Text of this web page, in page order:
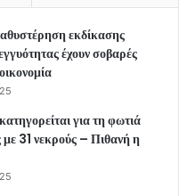
εκδίκασης
έχουν σοβαρές
για τη φωτιά
με 31 νεκρούς – Πιθανή η